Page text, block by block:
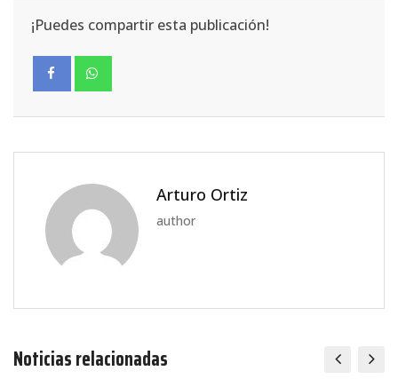
¡Puedes compartir esta publicación!
Arturo Ortiz
author
Noticias relacionadas